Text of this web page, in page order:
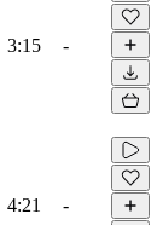
3:15 -
4:21 -